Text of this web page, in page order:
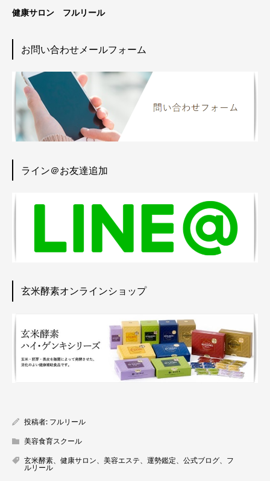
健康サロン フルリール
お問い合わせメールフォーム
ライン＠お友達追加
玄米酵素オンラインショップ
投稿者: フルリール
美容食育スクール
玄米酵素、健康サロン、美容エステ、運勢鑑定、公式ブログ、フ
ルリール